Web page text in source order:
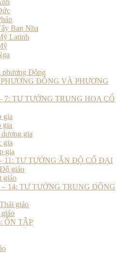
Ban Nha
Latinh
phương Đông
ĐÔNG VÀ PHƯƠNG
7: TƯ TƯỞNG TRUNG HOA CỔ
gia
gia
gia
gia
gia
11: TƯ TƯỞNG ẤN ĐỘ CỔ ĐẠI
giáo
giáo
– 14: TƯ TƯỞNG TRUNG ĐÔNG
giáo
ÔN TẬP